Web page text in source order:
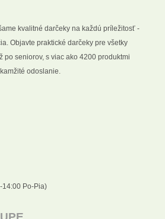
kvalitné darčeky na každú príležitosť -
Objavte praktické darčeky pre všetky
po seniorov, s viac ako 4200 produktmi
odoslanie.
14:00 Po-Pia)